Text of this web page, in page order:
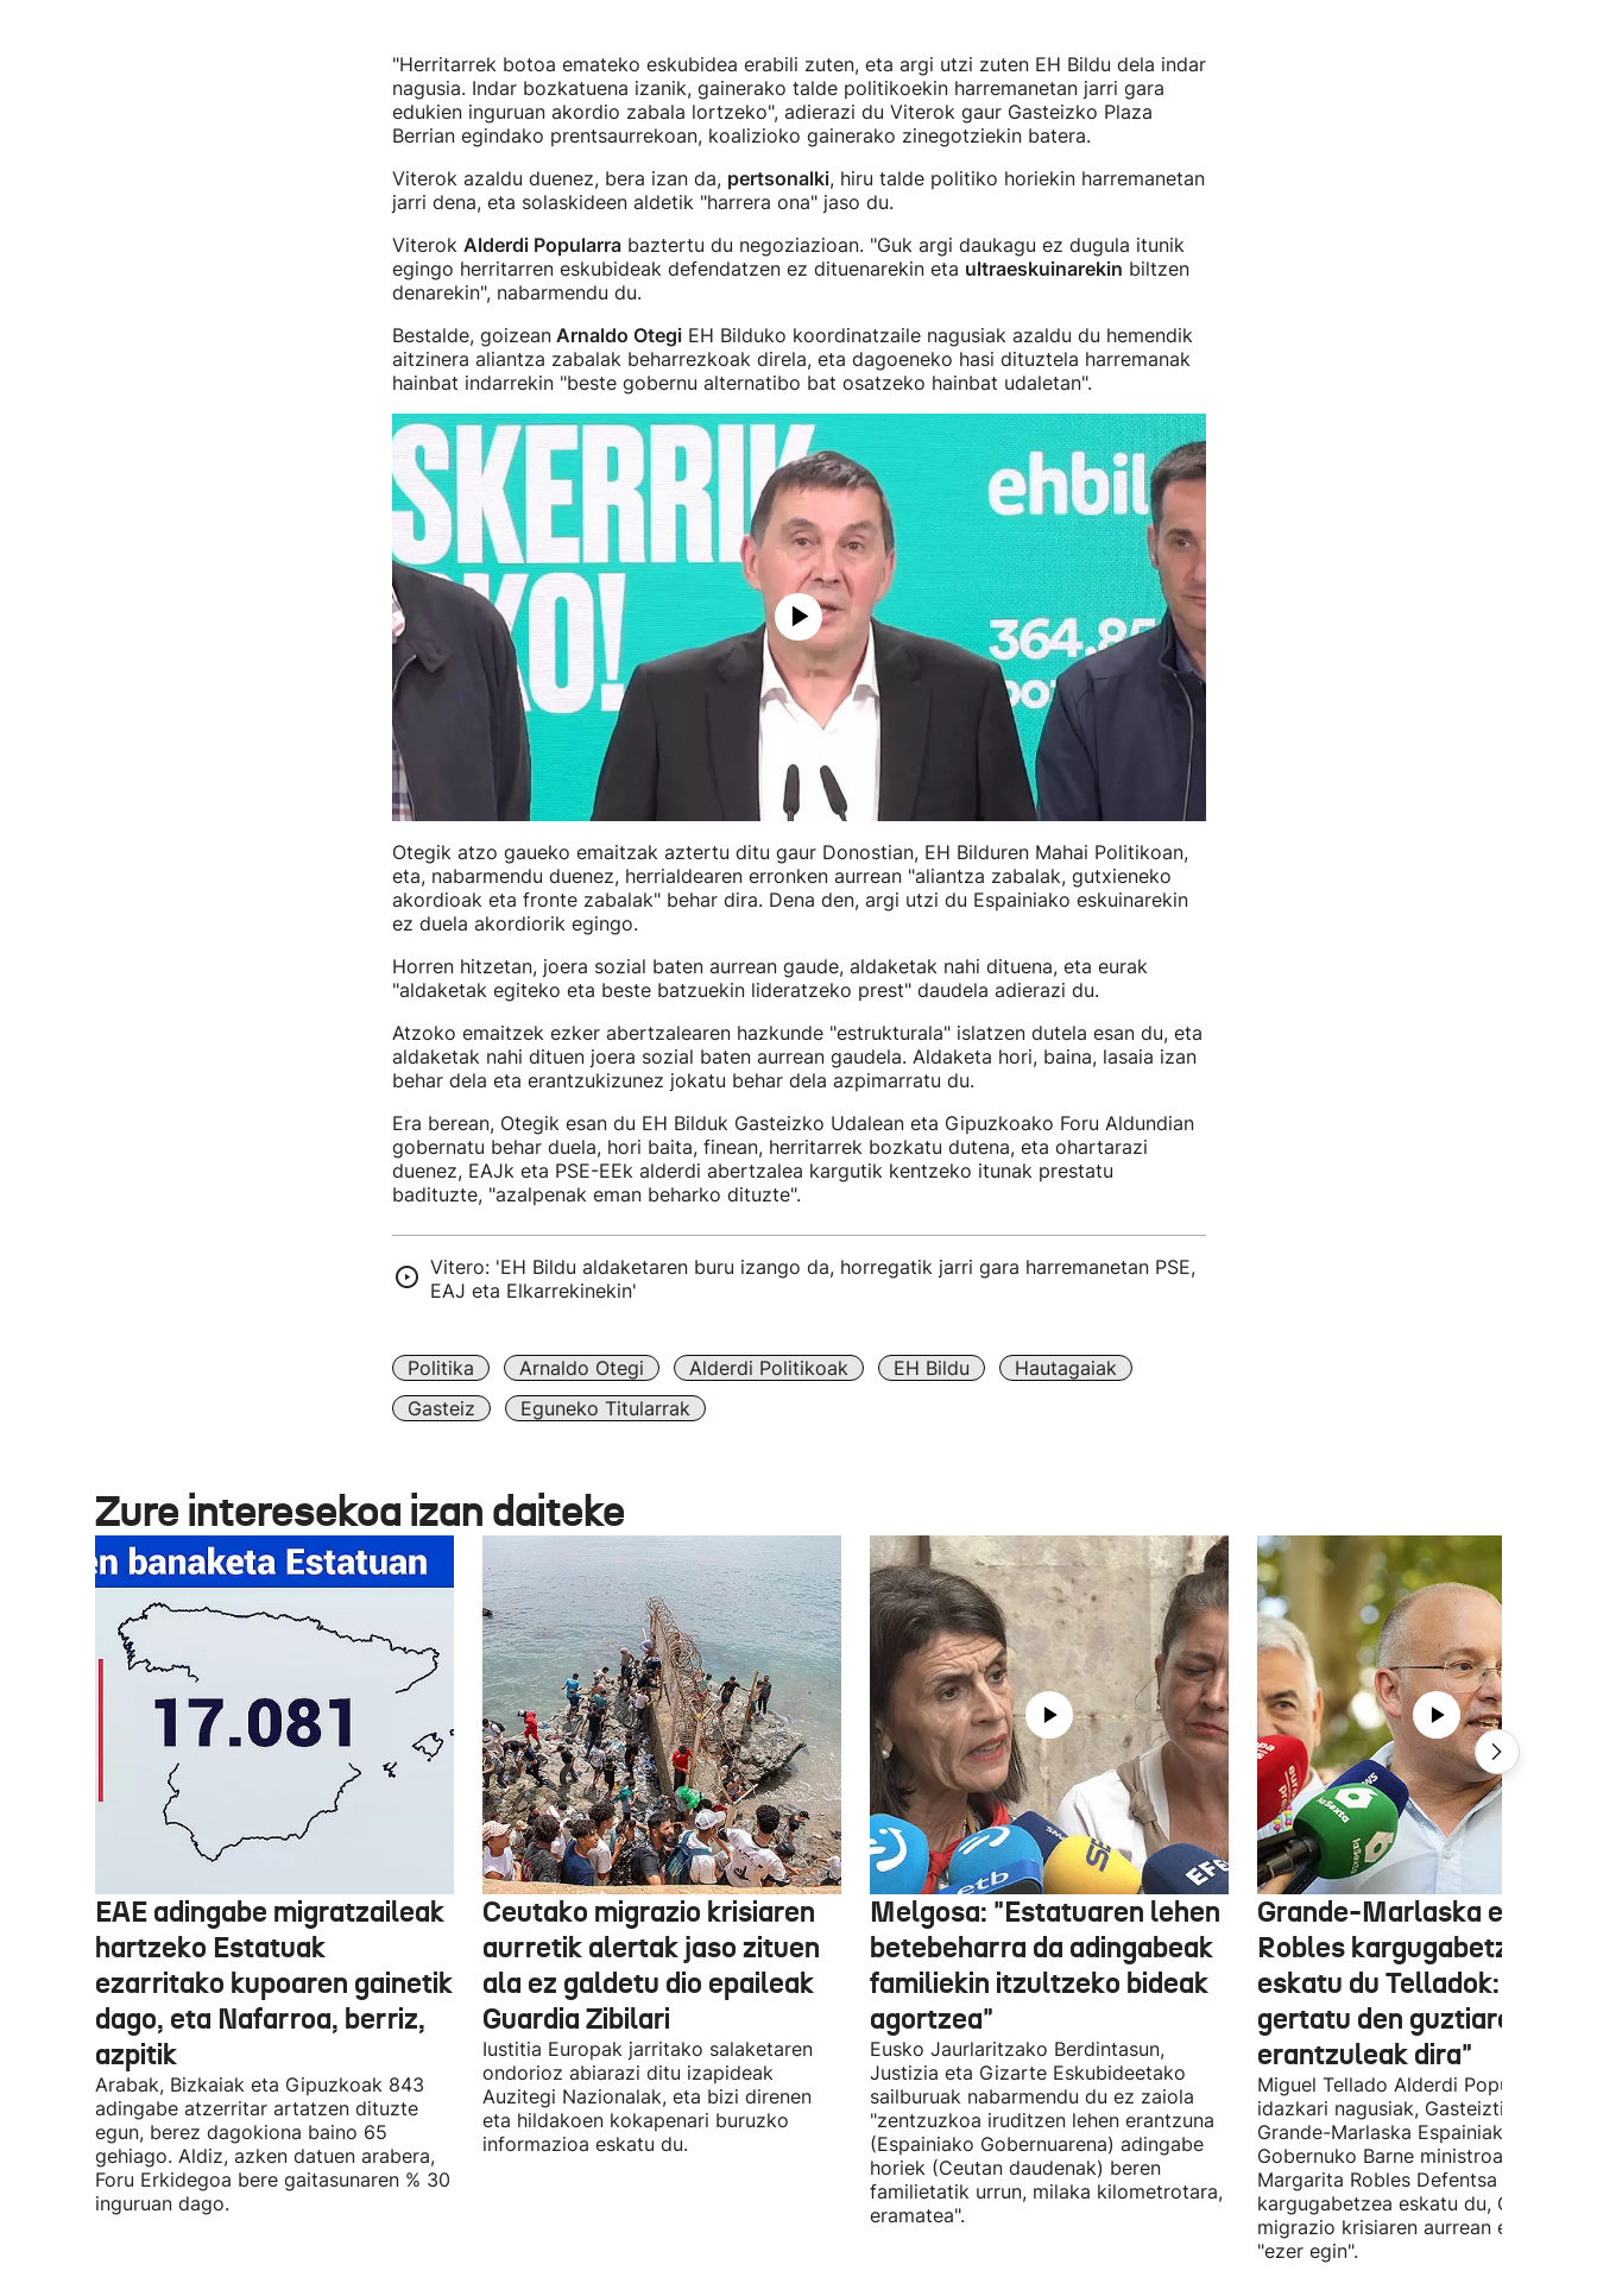
"Herritarrek botoa emateko eskubidea erabili zuten, eta argi utzi zuten EH Bildu dela indar
nagusia. Indar bozkatuena izanik, gainerako talde politikoekin harremanetan jarri gara
edukien inguruan akordio zabala lortzeko", adierazi du Viterok gaur Gasteizko Plaza
Berrian egindako prentsaurrekoan, koalizioko gainerako zinegotziekin batera.
Viterok azaldu duenez, bera izan da, pertsonalki, hiru talde politiko horiekin harremanetan
jarri dena, eta solaskideen aldetik "harrera ona" jaso du.
Viterok Alderdi Popularrabaztertu du negoziazioan. "Guk argi daukagu ez dugula itunik
egingo herritarren eskubideak defendatzen ez dituenarekin eta ultraeskuinarekin biltzen
denarekin", nabarmendu du.
Bestalde, goizeanArnaldo OtegiEH Bilduko koordinatzaile nagusiak azaldu du hemendik
aitzinera aliantza zabalak beharrezkoak direla, eta dagoeneko hasi dituztela harremanak
hainbat indarrekin "beste gobernu alternatibo bat osatzeko hainbat udaletan".
Otegik atzo gaueko emaitzak aztertu ditu gaur Donostian, EH Bilduren Mahai Politikoan,
eta, nabarmendu duenez, herrialdearen erronken aurrean "aliantza zabalak, gutxieneko
akordioak eta fronte zabalak" behar dira. Dena den, argi utzi du Espainiako eskuinarekin
ez duela akordiorik egingo.
Horren hitzetan, joera sozial baten aurrean gaude, aldaketak nahi dituena, eta eurak
"aldaketak egiteko eta beste batzuekin lideratzeko prest" daudela adierazi du.
Atzoko emaitzek ezker abertzalearen hazkunde "estrukturala" islatzen dutela esan du, eta
aldaketak nahi dituen joera sozial baten aurrean gaudela. Aldaketa hori, baina, lasaia izan
behar dela eta erantzukizunez jokatu behar dela azpimarratu du.
Era berean, Otegik esan du EH Bilduk Gasteizko Udalean eta Gipuzkoako Foru Aldundian
gobernatu behar duela, hori baita, finean, herritarrek bozkatu dutena, eta ohartarazi
duenez, EAJk eta PSE-EEk alderdi abertzalea kargutik kentzeko itunak prestatu
badituzte, "azalpenak eman beharko dituzte".
Vitero: 'EH Bildu aldaketaren buru izango da, horregatik jarri gara harremanetan PSE,
EAJ eta Elkarrekinekin'
Politika Arnaldo Otegi Alderdi Politikoak EH Bildu
Hautagaiak
Gasteiz
Eguneko Titularrak
Zure interesekoa izan daiteke
EAE adingabe migratzaileak
hartzeko Estatuak
ezarritako kupoaren gainetik
dago, eta Nafarroa, berriz,
azpitik
Arabak, Bizkaiak eta Gipuzkoak 843
adingabe atzerritar artatzen dituzte
egun, berez dagokiona baino 65
gehiago. Aldiz, azken datuen arabera,
Foru Erkidegoa bere gaitasunaren % 30
inguruan dago.
Ceutako migrazio krisiaren
aurretik alertak jaso zituen
ala ez galdetu dio epaileak
Guardia Zibilari
Iustitia Europak jarritako salaketaren
ondorioz abiarazi ditu izapideak
Auzitegi Nazionalak, eta bizi direnen
eta hildakoen kokapenari buruzko
informazioa eskatu du.
Melgosa: "Estatuaren lehen
betebeharra da adingabeak
familiekin itzultzeko bideak
agortzea"
Eusko Jaurlaritzako Berdintasun,
Justizia eta Gizarte Eskubideetako
sailburuak nabarmendu du ez zaiola
"zentzuzkoa iruditzen lehen erantzuna
(Espainiako Gobernuarena) adingabe
horiek (Ceutan daudenak) beren
familietatik urrun, milaka kilometrotara,
eramatea".
Grande-Marlaska eta
Robles kargugabetzea
eskatu du Telladok:
gertatu den guztiaren
erantzuleak dira"
Miguel Tellado Alderdi Popularraren
idazkari nagusiak, Gasteiztik,
Grande-Marlaska Espainiako
Gobernuko Barne ministroa eta
Margarita Robles Defentsa ministroa
kargugabetzea eskatu du, Ceutako
migrazio krisiaren aurrean ez
"ezer egin".